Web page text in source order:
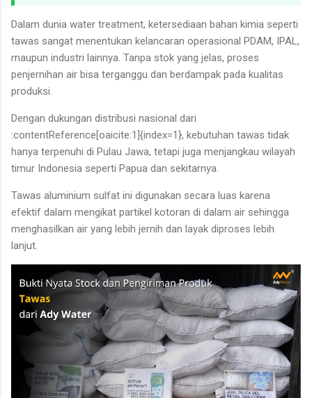
Dalam dunia water treatment, ketersediaan bahan kimia seperti
tawas sangat menentukan kelancaran operasional PDAM, IPAL,
maupun industri lainnya. Tanpa stok yang jelas, proses
penjernihan air bisa terganggu dan berdampak pada kualitas
produksi.
Dengan dukungan distribusi nasional dari
:contentReference[oaicite:1]{index=1}, kebutuhan tawas tidak
hanya terpenuhi di Pulau Jawa, tetapi juga menjangkau wilayah
timur Indonesia seperti Papua dan sekitarnya.
Tawas aluminium sulfat ini digunakan secara luas karena
efektif dalam mengikat partikel kotoran di dalam air sehingga
menghasilkan air yang lebih jernih dan layak diproses lebih
lanjut.